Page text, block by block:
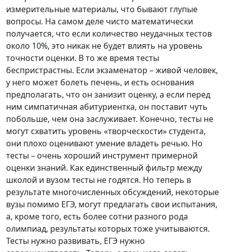
измерительные материалы, что бывают глупые
вопросы. На самом деле чисто математически
получается, что если количество неудачных тестов
около 10%, это никак не будет влиять на уровень
точности оценки. В то же время тесты
беспристрастны. Если экзаменатор – живой человек,
у него может болеть печень, и есть основания
предполагать, что он занизит оценку, а если перед
ним симпатичная абитуриентка, он поставит чуть
побольше, чем она заслуживает. Конечно, тесты не
могут схватить уровень «творческости» студента,
они плохо оценивают умение владеть речью. Но
тесты – очень хороший инструмент примерной
оценки знаний. Как единственный фильтр между
школой и вузом тесты не годятся. Но теперь в
результате многочисленных обсуждений, некоторые
вузы помимо ЕГЭ, могут предлагать свои испытания,
а, кроме того, есть более сотни разного рода
олимпиад, результаты которых тоже учитываются.
Тесты нужно развивать, ЕГЭ нужно